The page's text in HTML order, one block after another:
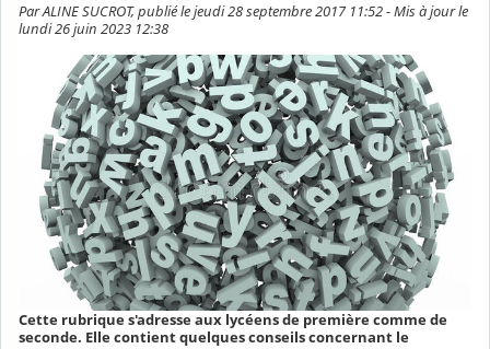
Par ALINE SUCROT, publié le jeudi 28 septembre 2017 11:52 - Mis à jour le
lundi 26 juin 2023 12:38
Cette rubrique s'adresse aux lycéens de première comme de
seconde. Elle contient quelques conseils concernant le